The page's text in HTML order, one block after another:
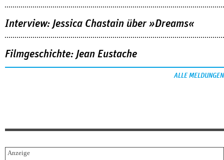
Interview: Jessica Chastain über »Dreams«
Filmgeschichte: Jean Eustache
ALLE MELDUNGEN